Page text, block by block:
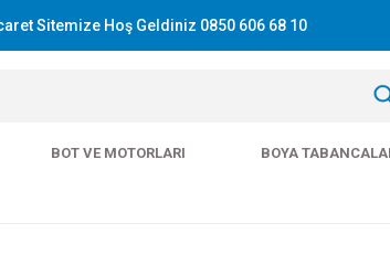
Sitemize Hoş Geldiniz 0850 606 68 10
BOT VE MOTORLARI BOYA